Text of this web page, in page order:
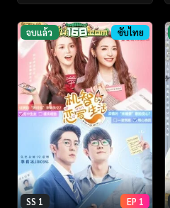
จบแล้ว ซับไทย
SS 1 EP 1